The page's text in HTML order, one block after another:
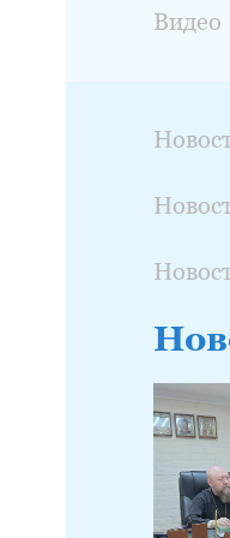
Видео